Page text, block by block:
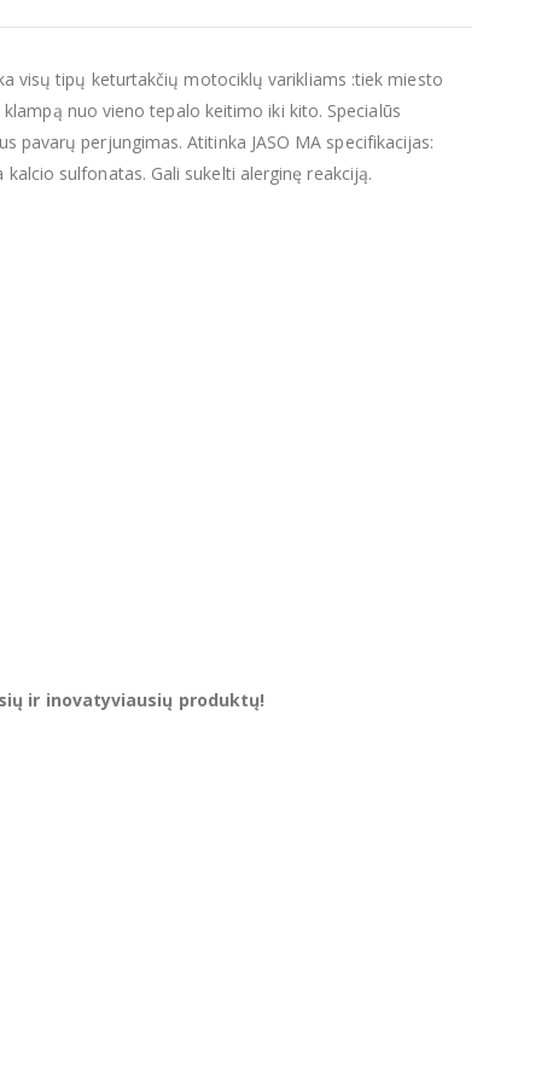
visų tipų keturtakčių motociklų varikliams :tiek miesto
nuo vieno tepalo keitimo iki kito. Specialūs
pavarų perjungimas. Atitinka JASO MA specifikacijas:
sulfonatas. Gali sukelti alerginę reakciją.
ir inovatyviausių produktų!